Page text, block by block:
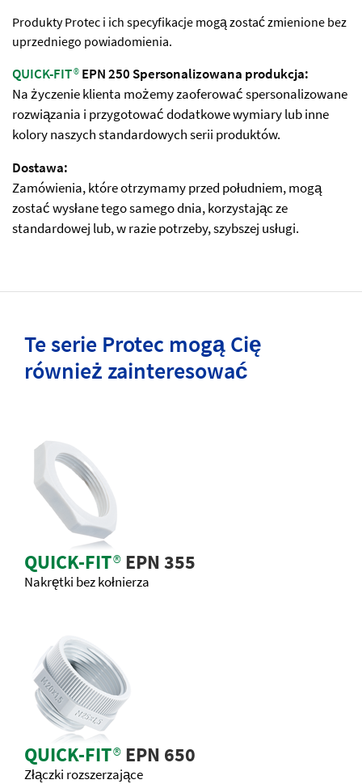
Produkty Protec i ich specyfikacje mogą zostać zmienione bez
uprzedniego powiadomienia.
QUICK-FIT®EPN 250 Spersonalizowana produkcja:
Na życzenie klienta możemy zaoferować spersonalizowane
rozwiązania i przygotować dodatkowe wymiary lub inne
kolory naszych standardowych serii produktów.
Dostawa:
Zamówienia, które otrzymamy przed południem, mogą
zostać wysłane tego samego dnia, korzystając ze
standardowej lub, w razie potrzeby, szybszej usługi.
Te serie Protec mogą Cię
również zainteresować
QUICK-FIT®EPN 355
Nakrętki bez kołnierza
QUICK-FIT®EPN 650
Złączki rozszerzające